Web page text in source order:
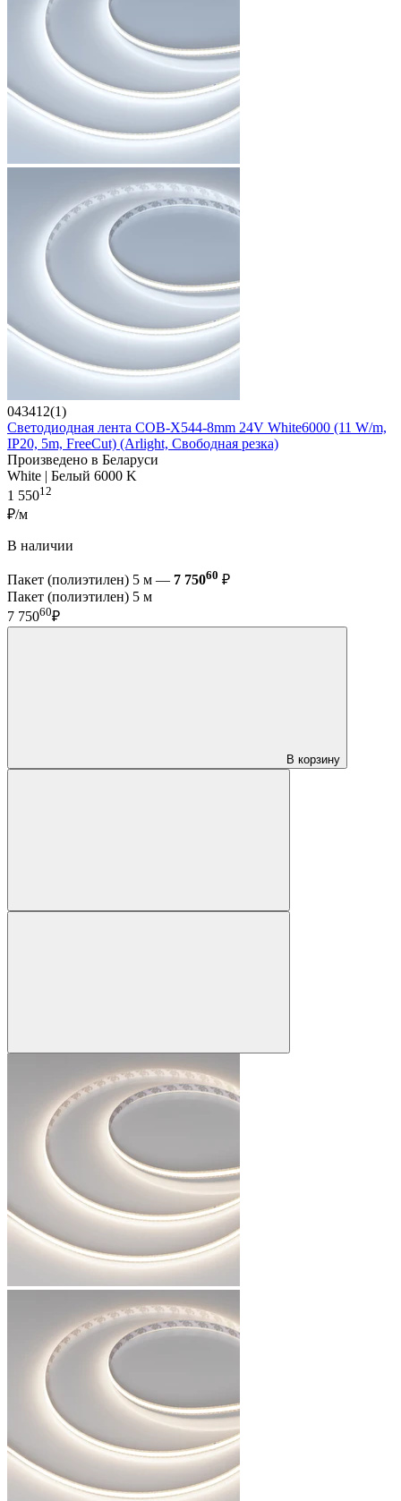
043412(1)
Светодиодная лента COB-X544-8mm 24V White6000 (11 W/m,
IP20, 5m, FreeCut) (Arlight, Свободная резка)
Произведено в Беларуси
White | Белый 6000 K
1 55012
₽/м
В наличии
Пакет (полиэтилен) 5 м — 7 75060 ₽
Пакет (полиэтилен) 5 м
7 75060₽
В корзину